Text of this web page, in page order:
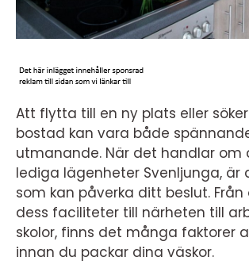
Att flytta till en ny plats eller
bostad kan vara både
utmanande. När det handlar
lediga lägenheter Svenljunga, är
som kan påverka ditt beslut.
dess faciliteter till närheten till
skolor, finns det många faktorer
innan du packar dina väskor.